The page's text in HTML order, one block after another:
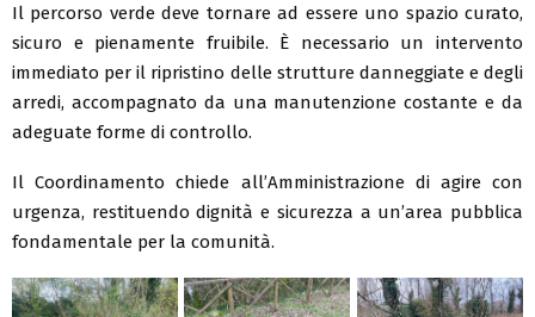
Il percorso verde deve tornare ad essere uno spazio curato,
sicuro e pienamente fruibile. È necessario un intervento
immediato per il ripristino delle strutture danneggiate e degli
arredi, accompagnato da una manutenzione costante e da
adeguate forme di controllo.
Il Coordinamento chiede all’Amministrazione di agire con
urgenza, restituendo dignità e sicurezza a un’area pubblica
fondamentale per la comunità.